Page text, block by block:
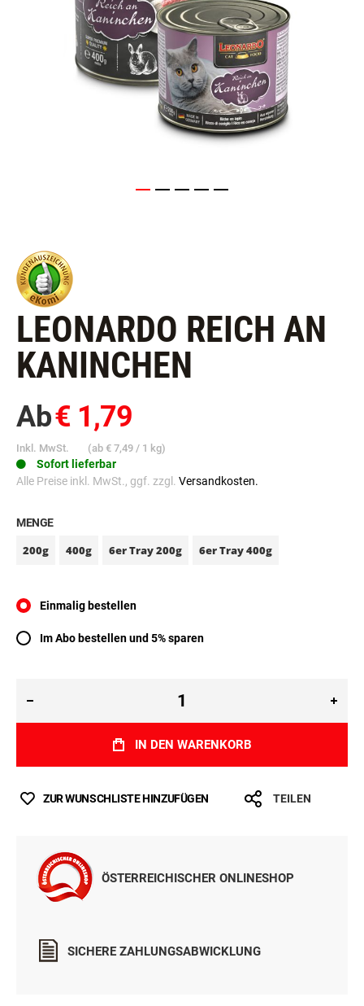
LEONARDO REICH AN
KANINCHEN
Ab€ 1,79
Inkl. MwSt. (ab € 7,49 / 1 kg)
Sofort lieferbar
Alle Preise inkl. MwSt., ggf. zzgl. Versandkosten.
MENGE
200g 400g 6er Tray 200g 6er Tray 400g
Einmalig bestellen
Im Abo bestellen und 5% sparen
IN DEN WARENKORB
ZUR WUNSCHLISTE HINZUFÜGEN TEILEN
ÖSTERREICHISCHER ONLINESHOP
SICHERE ZAHLUNGSABWICKLUNG